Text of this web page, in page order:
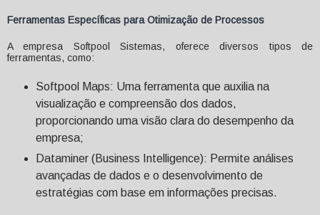
Ferramentas Específicas para Otimização de Processos
A empresa Softpool Sistemas, oferece diversos tipos de
ferramentas, como:
Softpool Maps: Uma ferramenta que auxilia na
visualização e compreensão dos dados,
proporcionando uma visão clara do desempenho da
empresa;
Dataminer (Business Intelligence): Permite análises
avançadas de dados e o desenvolvimento de
estratégias com base em informações precisas.